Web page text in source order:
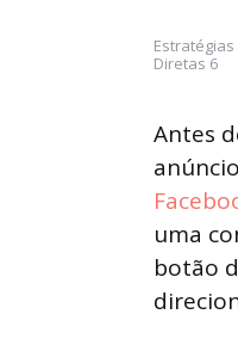
Diretas 6
Antes
uma
botão